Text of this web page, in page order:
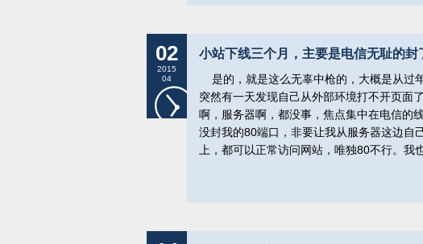
02
2015
04
小站下线三个月，主要是电信无耻的
是的，就是这么无辜中枪的，大概是从过
突然有一天发现自己从外部环境打不开页面
啊，服务器啊，都没事，焦点集中在电信的
没封我的80端口，非要让我从服务器这边自
上，都可以正常访问网站，唯独80不行。